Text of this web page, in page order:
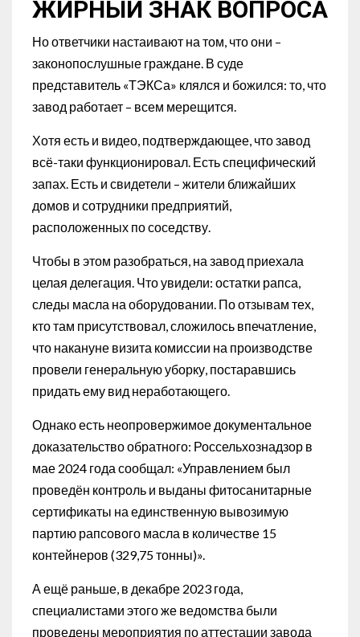
ЖИРНЫЙ ЗНАК ВОПРОСА
Но ответчики настаивают на том, что они –
законопослушные граждане. В суде
представитель «ТЭКСа» клялся и божился: то, что
завод работает – всем мерещится.
Хотя есть и видео, подтверждающее, что завод
всё-таки функционировал. Есть специфический
запах. Есть и свидетели – жители ближайших
домов и сотрудники предприятий,
расположенных по соседству.
Чтобы в этом разобраться, на завод приехала
целая делегация. Что увидели: остатки рапса,
следы масла на оборудовании. По отзывам тех,
кто там присутствовал, сложилось впечатление,
что накануне визита комиссии на производстве
провели генеральную уборку, постаравшись
придать ему вид неработающего.
Однако есть неопровержимое документальное
доказательство обратного: Россельхознадзор в
мае 2024 года сообщал: «Управлением был
проведён контроль и выданы фитосанитарные
сертификаты на единственную вывозимую
партию рапсового масла в количестве 15
контейнеров (329,75 тонны)».
А ещё раньше, в декабре 2023 года,
специалистами этого же ведомства были
проведены мероприятия по аттестации завода